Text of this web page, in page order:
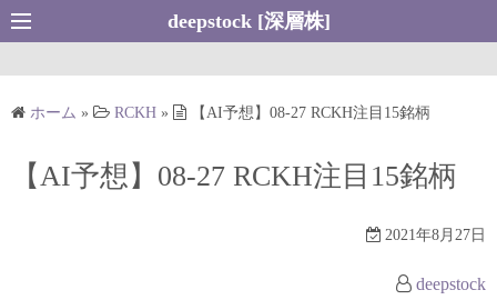
コ
ン
deepstock [深層株]
ホーム » RCKH » 【AI予想】08-27 RCKH注目15銘柄
【AI予想】08-27 RCKH注目15銘柄
2021年8月27日
deepstock